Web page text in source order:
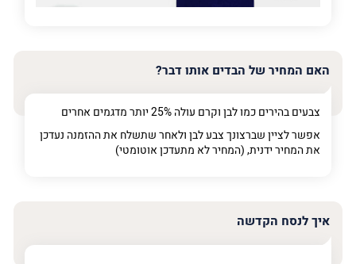
האם המחיר של הבדים אותו דבר?
צבעים בהירים כמו לבן וקרם עולה 25% יותר מדגמים אחרים
אפשר לציין שברצונך צבע לבן ולאחר שתשלח את ההזמנה נעדכן
את המחיר ידנית, (המחיר לא מתעדכן אוטומטי)
איך לנסח הקדשה